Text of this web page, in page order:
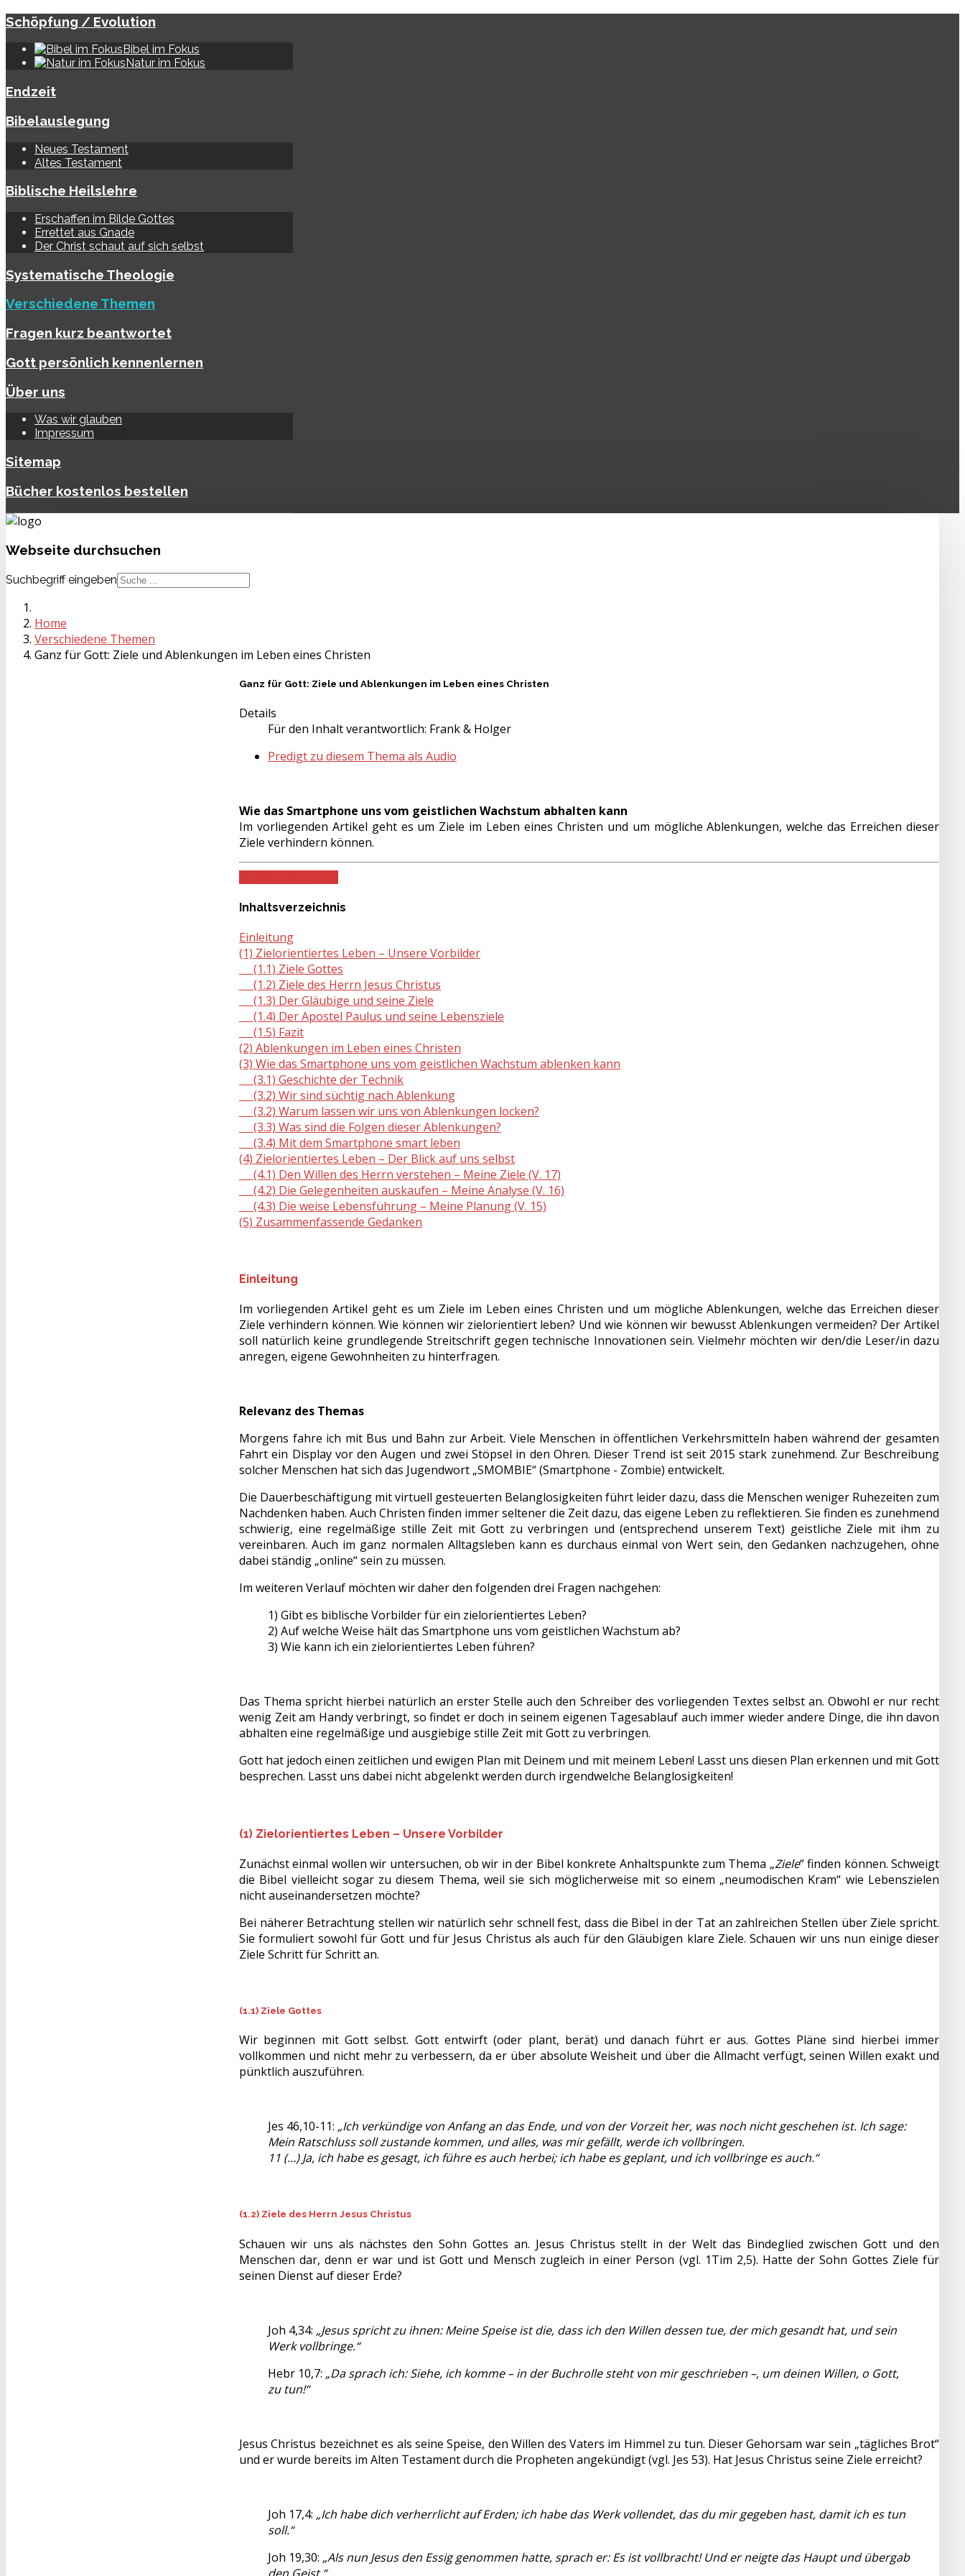
Schöpfung / Evolution
Bibel im Fokus
Natur im Fokus
Endzeit
Bibelauslegung
Neues Testament
Altes Testament
Biblische Heilslehre
Erschaffen im Bilde Gottes
Errettet aus Gnade
Der Christ schaut auf sich selbst
Systematische Theologie
Verschiedene Themen
Fragen kurz beantwortet
Gott persönlich kennenlernen
Über uns
Was wir glauben
Impressum
Sitemap
Bücher kostenlos bestellen
Webseite durchsuchen
Suchbegriff eingeben
Home
Verschiedene Themen
Ganz für Gott: Ziele und Ablenkungen im Leben eines Christen
Ganz für Gott: Ziele und Ablenkungen im Leben eines Christen
Details
Für den Inhalt verantwortlich: Frank & Holger
Predigt zu diesem Thema als Audio
Wie das Smartphone uns vom geistlichen Wachstum abhalten kann
Im vorliegenden Artikel geht es um Ziele im Leben eines Christen und um mögliche Ablenkungen, welche das Erreichen dieser
Ziele verhindern können.
Inhaltsverzeichnis
Einleitung
(1) Zielorientiertes Leben – Unsere Vorbilder
(1.1) Ziele Gottes
(1.2) Ziele des Herrn Jesus Christus
(1.3) Der Gläubige und seine Ziele
(1.4) Der Apostel Paulus und seine Lebensziele
(1.5) Fazit
(2) Ablenkungen im Leben eines Christen
(3) Wie das Smartphone uns vom geistlichen Wachstum ablenken kann
(3.1) Geschichte der Technik
(3.2) Wir sind süchtig nach Ablenkung
(3.2) Warum lassen wir uns von Ablenkungen locken?
(3.3) Was sind die Folgen dieser Ablenkungen?
(3.4) Mit dem Smartphone smart leben
(4) Zielorientiertes Leben – Der Blick auf uns selbst
(4.1) Den Willen des Herrn verstehen – Meine Ziele (V. 17)
(4.2) Die Gelegenheiten auskaufen – Meine Analyse (V. 16)
(4.3) Die weise Lebensführung – Meine Planung (V. 15)
(5) Zusammenfassende Gedanken
Einleitung
Im vorliegenden Artikel geht es um Ziele im Leben eines Christen und um mögliche Ablenkungen, welche das Erreichen dieser
Ziele verhindern können. Wie können wir zielorientiert leben? Und wie können wir bewusst Ablenkungen vermeiden? Der Artikel
soll natürlich keine grundlegende Streitschrift gegen technische Innovationen sein. Vielmehr möchten wir den/die Leser/in dazu
anregen, eigene Gewohnheiten zu hinterfragen.
Relevanz des Themas
Morgens fahre ich mit Bus und Bahn zur Arbeit. Viele Menschen in öffentlichen Verkehrsmitteln haben während der gesamten
Fahrt ein Display vor den Augen und zwei Stöpsel in den Ohren. Dieser Trend ist seit 2015 stark zunehmend. Zur Beschreibung
solcher Menschen hat sich das Jugendwort „SMOMBIE“ (Smartphone - Zombie) entwickelt.
Die Dauerbeschäftigung mit virtuell gesteuerten Belanglosigkeiten führt leider dazu, dass die Menschen weniger Ruhezeiten zum
Nachdenken haben. Auch Christen finden immer seltener die Zeit dazu, das eigene Leben zu reflektieren. Sie finden es zunehmend
schwierig, eine regelmäßige stille Zeit mit Gott zu verbringen und (entsprechend unserem Text) geistliche Ziele mit ihm zu
vereinbaren. Auch im ganz normalen Alltagsleben kann es durchaus einmal von Wert sein, den Gedanken nachzugehen, ohne
dabei ständig „online“ sein zu müssen.
Im weiteren Verlauf möchten wir daher den folgenden drei Fragen nachgehen:
1) Gibt es biblische Vorbilder für ein zielorientiertes Leben?
2) Auf welche Weise hält das Smartphone uns vom geistlichen Wachstum ab?
3) Wie kann ich ein zielorientiertes Leben führen?
Das Thema spricht hierbei natürlich an erster Stelle auch den Schreiber des vorliegenden Textes selbst an. Obwohl er nur recht
wenig Zeit am Handy verbringt, so findet er doch in seinem eigenen Tagesablauf auch immer wieder andere Dinge, die ihn davon
abhalten eine regelmäßige und ausgiebige stille Zeit mit Gott zu verbringen.
Gott hat jedoch einen zeitlichen und ewigen Plan mit Deinem und mit meinem Leben! Lasst uns diesen Plan erkennen und mit Gott
besprechen. Lasst uns dabei nicht abgelenkt werden durch irgendwelche Belanglosigkeiten!
(1) Zielorientiertes Leben – Unsere Vorbilder
Zunächst einmal wollen wir untersuchen, ob wir in der Bibel konkrete Anhaltspunkte zum Thema „Ziele“ finden können. Schweigt
die Bibel vielleicht sogar zu diesem Thema, weil sie sich möglicherweise mit so einem „neumodischen Kram“ wie Lebenszielen
nicht auseinandersetzen möchte?
Bei näherer Betrachtung stellen wir natürlich sehr schnell fest, dass die Bibel in der Tat an zahlreichen Stellen über Ziele spricht.
Sie formuliert sowohl für Gott und für Jesus Christus als auch für den Gläubigen klare Ziele. Schauen wir uns nun einige dieser
Ziele Schritt für Schritt an.
(1.1) Ziele Gottes
Wir beginnen mit Gott selbst. Gott entwirft (oder plant, berät) und danach führt er aus. Gottes Pläne sind hierbei immer
vollkommen und nicht mehr zu verbessern, da er über absolute Weisheit und über die Allmacht verfügt, seinen Willen exakt und
pünktlich auszuführen.
Jes 46,10-11: „Ich verkündige von Anfang an das Ende, und von der Vorzeit her, was noch nicht geschehen ist. Ich sage:
Mein Ratschluss soll zustande kommen, und alles, was mir gefällt, werde ich vollbringen.
11 (…) Ja, ich habe es gesagt, ich führe es auch herbei; ich habe es geplant, und ich vollbringe es auch.“
(1.2) Ziele des Herrn Jesus Christus
Schauen wir uns als nächstes den Sohn Gottes an. Jesus Christus stellt in der Welt das Bindeglied zwischen Gott und den
Menschen dar, denn er war und ist Gott und Mensch zugleich in einer Person (vgl. 1Tim 2,5). Hatte der Sohn Gottes Ziele für
seinen Dienst auf dieser Erde?
Joh 4,34: „Jesus spricht zu ihnen: Meine Speise ist die, dass ich den Willen dessen tue, der mich gesandt hat, und sein
Werk vollbringe.“
Hebr 10,7: „Da sprach ich: Siehe, ich komme – in der Buchrolle steht von mir geschrieben –, um deinen Willen, o Gott,
zu tun!“
Jesus Christus bezeichnet es als seine Speise, den Willen des Vaters im Himmel zu tun. Dieser Gehorsam war sein „tägliches Brot“
und er wurde bereits im Alten Testament durch die Propheten angekündigt (vgl. Jes 53). Hat Jesus Christus seine Ziele erreicht?
Joh 17,4: „Ich habe dich verherrlicht auf Erden; ich habe das Werk vollendet, das du mir gegeben hast, damit ich es tun
soll.“
Joh 19,30: „Als nun Jesus den Essig genommen hatte, sprach er: Es ist vollbracht! Und er neigte das Haupt und übergab
den Geist.“